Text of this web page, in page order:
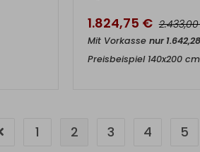
1.824,75 €
Mit Vorkasse nur1.642,28
Preisbeispiel 140x200 cm
1 2 3 4 5